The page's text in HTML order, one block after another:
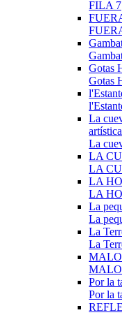
FILA 7
Gotas
Gotas
La
La
LA
LA
LA
LA
La
La
La
La
Por la
Por la